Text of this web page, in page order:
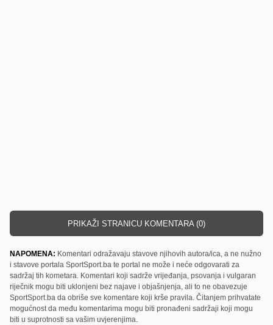
PRIKAŽI STRANICU KOMENTARA (0)
NAPOMENA: Komentari odražavaju stavove njihovih autora/ica, a ne nužno
i stavove portala SportSport.ba te portal ne može i neće odgovarati za
sadržaj tih kometara. Komentari koji sadrže vrijeđanja, psovanja i vulgaran
riječnik mogu biti uklonjeni bez najave i objašnjenja, ali to ne obavezuje
SportSport.ba da obriše sve komentare koji krše pravila. Čitanjem prihvatate
mogućnost da među komentarima mogu biti pronađeni sadržaji koji mogu
biti u suprotnosti sa vašim uvjerenjima.